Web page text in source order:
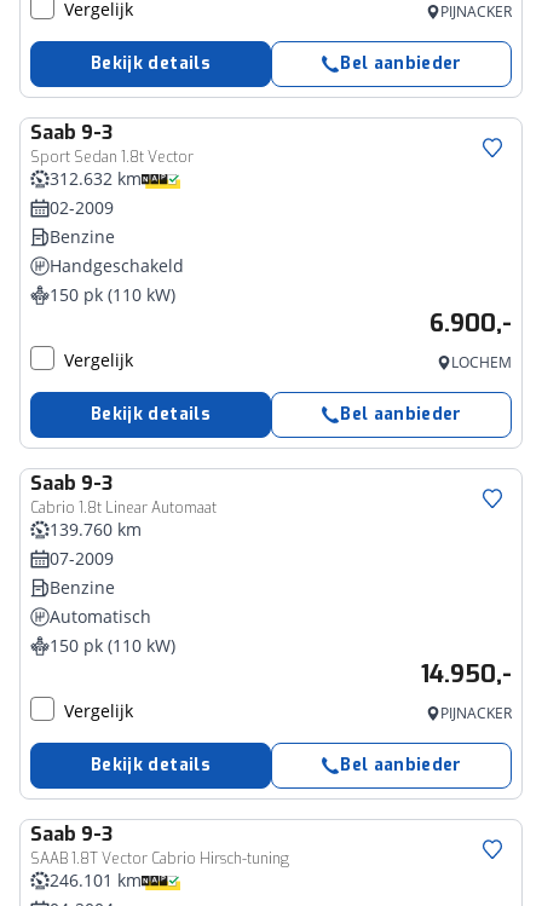
Vergelijk PIJNACKER
Bekijk details Bel aanbieder
Saab 9-3
Sport Sedan 1.8t Vector
312.632 km
02-2009
Benzine
Handgeschakeld
150 pk (110 kW)
6.900,-
Vergelijk LOCHEM
Bekijk details Bel aanbieder
Saab 9-3
Cabrio 1.8t Linear Automaat
139.760 km
07-2009
Benzine
Automatisch
150 pk (110 kW)
14.950,-
Vergelijk PIJNACKER
Bekijk details Bel aanbieder
Saab 9-3
SAAB 1.8T Vector Cabrio Hirsch-tuning
246.101 km